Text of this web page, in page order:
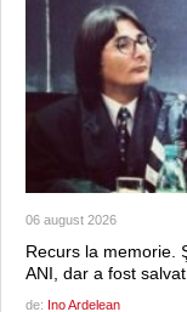
06 august 2026
Recurs la memorie.
ANI, dar a fost
de: Ino Ardelean